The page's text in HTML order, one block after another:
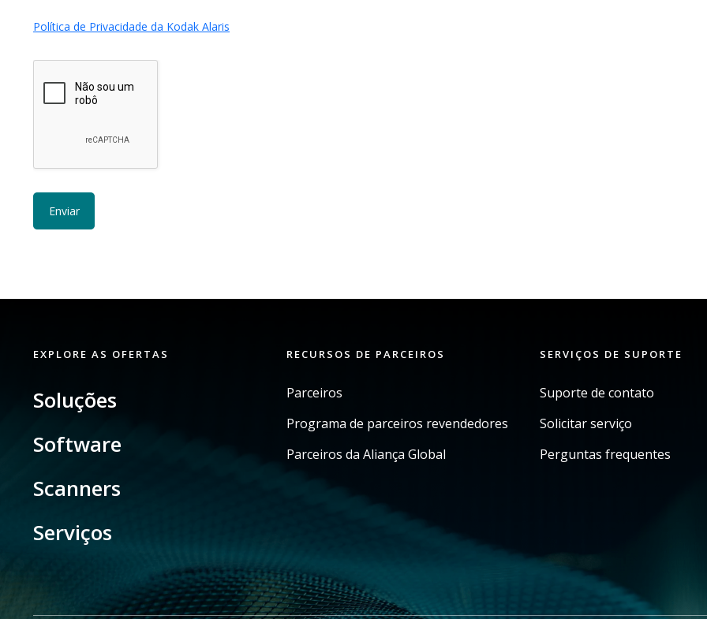
Política de Privacidade da Kodak Alaris
EXPLORE AS OFERTAS
Soluções
Software
Scanners
Serviços
RECURSOS DE PARCEIROS
Parceiros
Programa de parceiros revendedores
Parceiros da Aliança Global
SERVIÇOS DE SUPORTE
Suporte de contato
Solicitar serviço
Perguntas frequentes